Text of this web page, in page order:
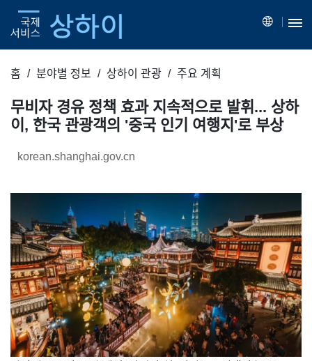
홈 분야별 정보 상하이 관광 주요 계획
무비자 경유 정책 효과 지속적으로 발휘... 상하
이, 한국 관광객의 '중국 인기 여행지'로 부상
korean.shanghai.gov.cn